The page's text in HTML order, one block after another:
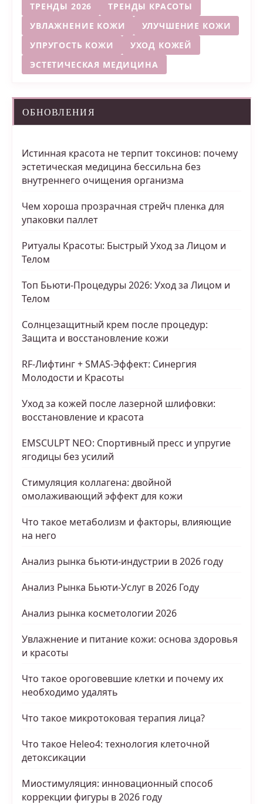
ТРЕНДЫ 2026
ТРЕНДЫ КРАСОТЫ
УВЛАЖНЕНИЕ КОЖИ
УЛУЧШЕНИЕ КОЖИ
УПРУГОСТЬ КОЖИ
УХОД КОЖЕЙ
ЭСТЕТИЧЕСКАЯ МЕДИЦИНА
ОБНОВЛЕНИЯ
Истинная красота не терпит токсинов: почему
эстетическая медицина бессильна без
внутреннего очищения организма
Чем хороша прозрачная стрейч пленка для
упаковки паллет
Ритуалы Красоты: Быстрый Уход за Лицом и
Телом
Топ Бьюти-Процедуры 2026: Уход за Лицом и
Телом
Солнцезащитный крем после процедур:
Защита и восстановление кожи
RF-Лифтинг + SMAS-Эффект: Синергия
Молодости и Красоты
Уход за кожей после лазерной шлифовки:
восстановление и красота
EMSCULPT NEO: Спортивный пресс и упругие
ягодицы без усилий
Стимуляция коллагена: двойной
омолаживающий эффект для кожи
Что такое метаболизм и факторы, влияющие
на него
Анализ рынка бьюти-индустрии в 2026 году
Анализ Рынка Бьюти-Услуг в 2026 Году
Анализ рынка косметологии 2026
Увлажнение и питание кожи: основа здоровья
и красоты
Что такое ороговевшие клетки и почему их
необходимо удалять
Что такое микротоковая терапия лица?
Что такое Heleo4: технология клеточной
детоксикации
Миостимуляция: инновационный способ
коррекции фигуры в 2026 году